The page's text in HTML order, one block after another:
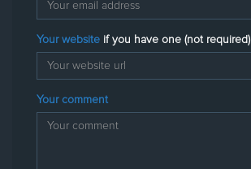
Your website if you have one (not required)
Your comment